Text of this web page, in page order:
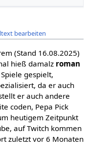
bearbeiten
(Stand 16.08.2025)
hieß damalz roman
gespielt,
da er auch
er auch andere
coden, Pepa Pick
heutigem Zeitpunkt
auf Twitch kommen
zuletzt vor 6 Monaten